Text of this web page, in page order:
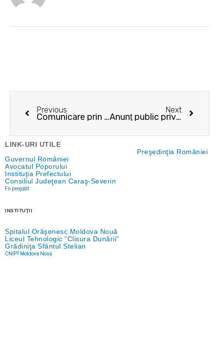
Prev
Previous
Comunicare prin publicitate – 01.11.2023
Next
Anunţ public privind depunerea solicitării de emitere a acordului de mediu
Next
LINK-URI UTILE
Preşedinţia României
Guvernul României
Avocatul Poporului
Instituţia Prefectului
Consiliul Judeţean Caraş-Severin
Fii pregătit
INSTITUŢII
Spitalul Orăşenesc Moldova Nouă
Liceul Tehnologic “Clisura Dunării”
Grădiniţa Sfântul Stelian
CNIPT Moldova Nouă